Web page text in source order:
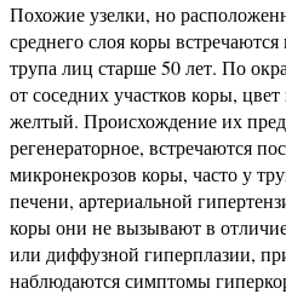
Похожие узелки, но
среднего слоя коры
трупа лиц старше 50 лет. По
от соседних участков коры,
желтый. Происхождение их
регенераторное, встречаются
микронекрозов коры, часто у
печени, артериальной
коры они не вызывают в
или диффузной гиперплазии,
наблюдаются симптомы